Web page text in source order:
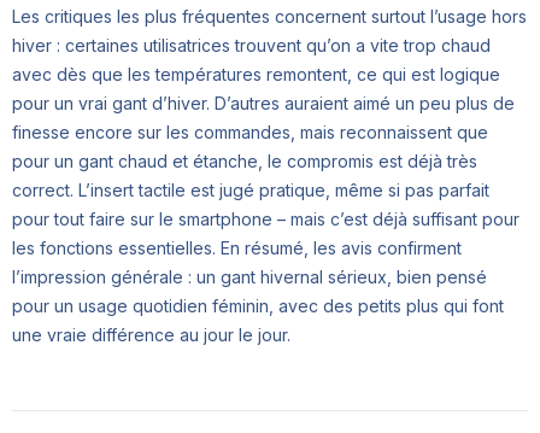
Les critiques les plus fréquentes concernent surtout l’usage hors
hiver : certaines utilisatrices trouvent qu’on a vite trop chaud
avec dès que les températures remontent, ce qui est logique
pour un vrai gant d’hiver. D’autres auraient aimé un peu plus de
finesse encore sur les commandes, mais reconnaissent que
pour un gant chaud et étanche, le compromis est déjà très
correct. L’insert tactile est jugé pratique, même si pas parfait
pour tout faire sur le smartphone – mais c’est déjà suffisant pour
les fonctions essentielles. En résumé, les avis confirment
l’impression générale : un gant hivernal sérieux, bien pensé
pour un usage quotidien féminin, avec des petits plus qui font
une vraie différence au jour le jour.